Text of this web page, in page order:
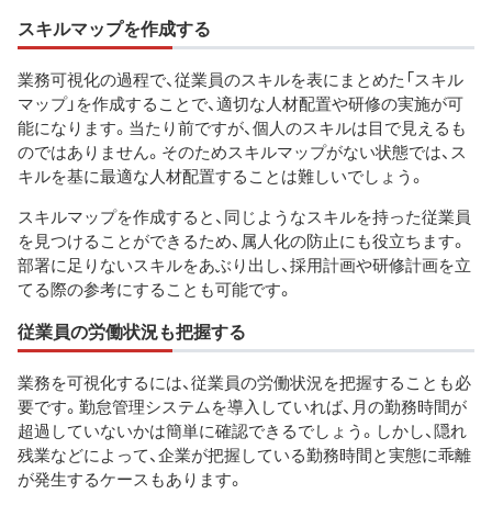
スキルマップを作成する
業務可視化の過程で、従業員のスキルを表にまとめた「スキル
マップ」を作成することで、適切な人材配置や研修の実施が可
能になります。当たり前ですが、個人のスキルは目で見えるも
のではありません。そのためスキルマップがない状態では、ス
キルを基に最適な人材配置することは難しいでしょう。
スキルマップを作成すると、同じようなスキルを持った従業員
を見つけることができるため、属人化の防止にも役立ちます。
部署に足りないスキルをあぶり出し、採用計画や研修計画を立
てる際の参考にすることも可能です。
従業員の労働状況も把握する
業務を可視化するには、従業員の労働状況を把握することも必
要です。勤怠管理システムを導入していれば、月の勤務時間が
超過していないかは簡単に確認できるでしょう。しかし、隠れ
残業などによって、企業が把握している勤務時間と実態に乖離
が発生するケースもあります。